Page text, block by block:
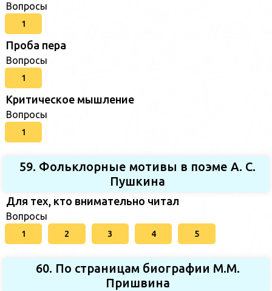
Вопросы
1
Проба пера
Вопросы
1
Критическое мышление
Вопросы
1
59. Фольклорные мотивы в поэме А. С.
Пушкина
Для тех, кто внимательно читал
Вопросы
1 2 3 4 5
60. По страницам биографии М.М.
Пришвина